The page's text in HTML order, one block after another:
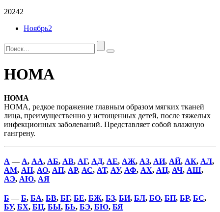
20242
Ноябрь2
НОМА
НОМА
НОМА, редкое поражение главным образом мягких тканей
лица, преимущественно у истощенных детей, после тяжелых
инфекционных заболеваний. Представляет собой влажную
гангрену.
А — А, АА, АБ, АВ, АГ, АД, АЕ, АЖ, АЗ, АИ, АЙ, АК, АЛ,
АМ, АН, АО, АП, АР, АС, АТ, АУ, АФ, АХ, АЦ, АЧ, АШ,
АЭ, АЮ, АЯ
Б —Б, БА, БВ, БГ, БЕ, БЖ, БЗ, БИ, БЛ, БО, БП, БР, БС,
БУ, БХ, БЦ, БЫ, БЬ, БЭ, БЮ, БЯ